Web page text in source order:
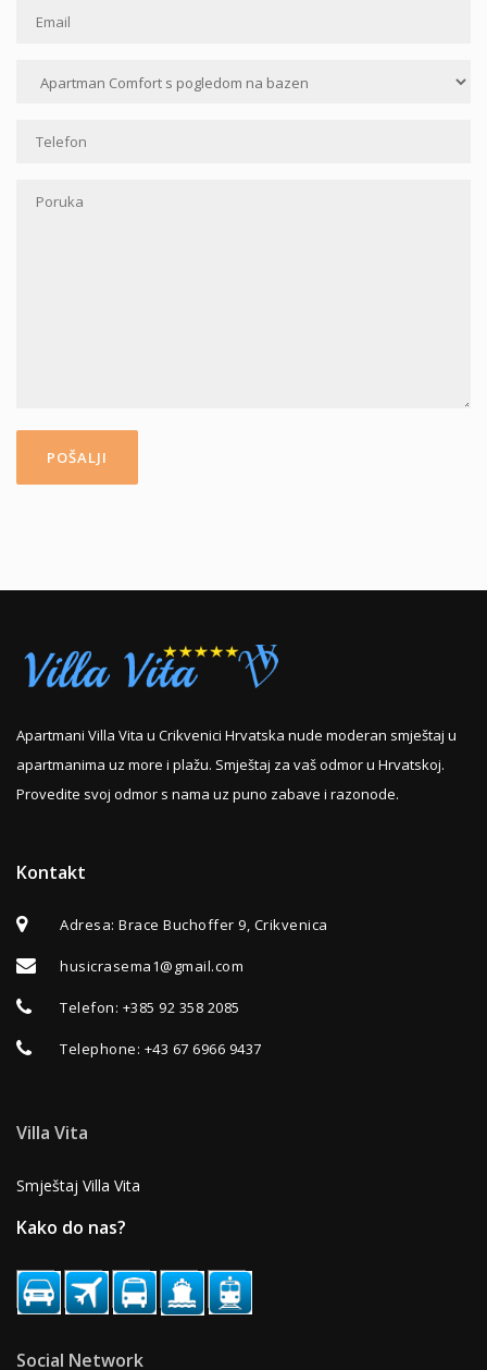
Apartmani Villa Vita u Crikvenici Hrvatska nude moderan smještaj u
apartmanima uz more i plažu. Smještaj za vaš odmor u Hrvatskoj.
Provedite svoj odmor s nama uz puno zabave i razonode.
Kontakt
Adresa: Brace Buchoffer 9, Crikvenica
husicrasema1@gmail.com
Telefon: +385 92 358 2085
Telephone: +43 67 6966 9437
Villa Vita
Smještaj Villa Vita
Kako do nas?
Social Network